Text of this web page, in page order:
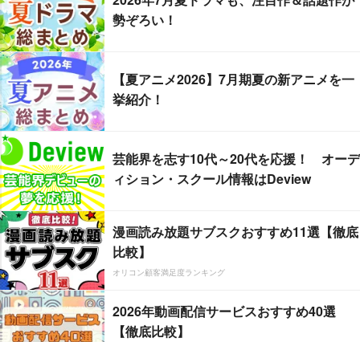
勢ぞろい！
【夏アニメ2026】7月期夏の新アニメを一
挙紹介！
芸能界を志す10代～20代を応援！ オーデ
ィション・スクール情報はDeview
漫画読み放題サブスクおすすめ11選【徹底
比較】
オリコン顧客満足度ランキング
2026年動画配信サービスおすすめ40選
【徹底比較】